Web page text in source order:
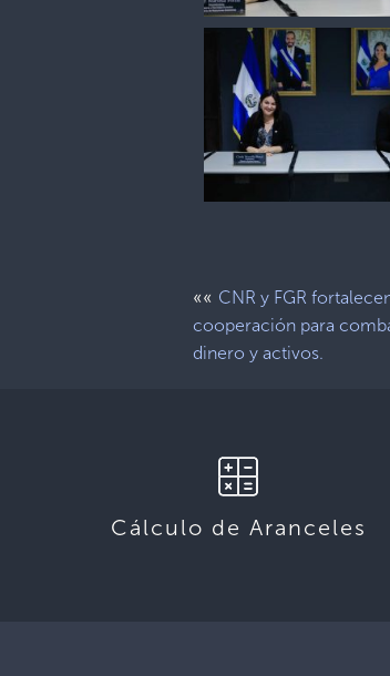
«« CNR y FGR
cooperación para
dinero y activos.
Cálculo de Aranceles